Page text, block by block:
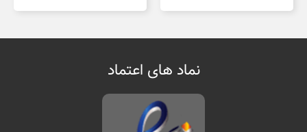
نماد های اعتماد